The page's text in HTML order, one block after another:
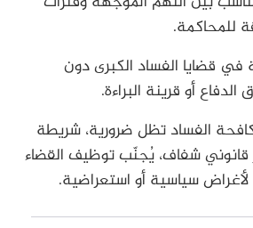
للمحاكمة.
في قضايا الفساد الكبرى دون
أو قرينة البراءة.
الفساد تظل ضرورية، شريطة
شفاف، يُجنّب توظيف القضاء
لأغراض سياسية أو استعراضية.